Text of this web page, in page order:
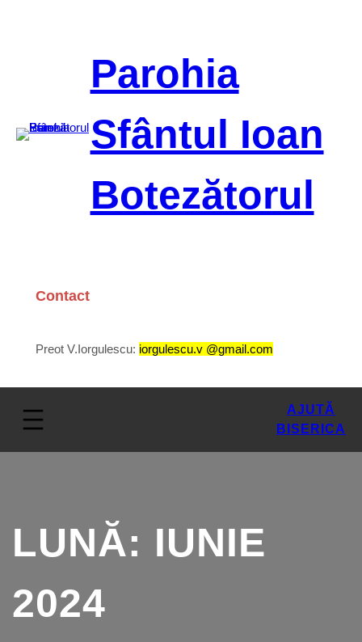
Parohia
Sfântul Ioan
Botezătorul
Contact
Preot V.Iorgulescu: iorgulescu.v @gmail.com
AJUTĂ
BISERICA
LUNĂ: IUNIE
2024